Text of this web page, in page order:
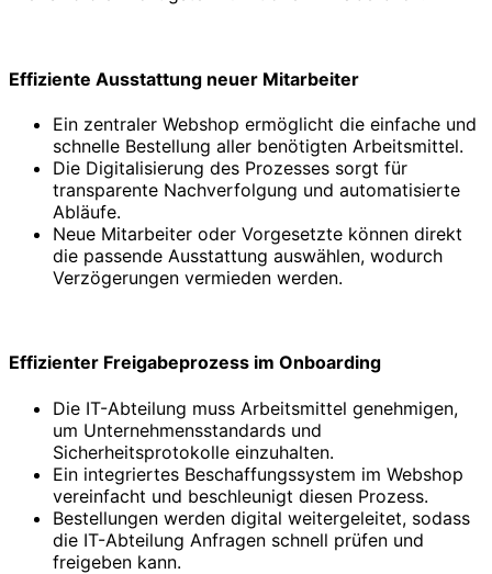
Effiziente Ausstattung neuer Mitarbeiter
Ein zentraler Webshop ermöglicht die einfache und
schnelle Bestellung aller benötigten Arbeitsmittel.
Die Digitalisierung des Prozesses sorgt für
transparente Nachverfolgung und automatisierte
Abläufe.
Neue Mitarbeiter oder Vorgesetzte können direkt
die passende Ausstattung auswählen, wodurch
Verzögerungen vermieden werden.
Effizienter Freigabeprozess im Onboarding
Die IT-Abteilung muss Arbeitsmittel genehmigen,
um Unternehmensstandards und
Sicherheitsprotokolle einzuhalten.
Ein integriertes Beschaffungssystem im Webshop
vereinfacht und beschleunigt diesen Prozess.
Bestellungen werden digital weitergeleitet, sodass
die IT-Abteilung Anfragen schnell prüfen und
freigeben kann.